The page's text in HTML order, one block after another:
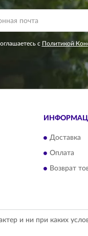
с Политикой
Доставка
Оплата
Возврат
и ни при каких